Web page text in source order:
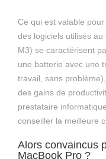
Ce qui est valable
des logiciels utilisés
M3) se caractérisent
une batterie avec une
travail, sans
des gains de
prestataire
conseiller la meilleure
Alors convaincus
MacBook Pro ?